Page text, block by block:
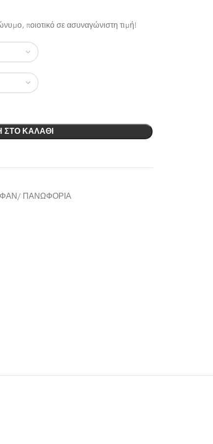
ποιοτικό σε ασυναγώνιστη τιμή!
ΚΑΛΆΘΙ
ΠΑΝΩΦΟΡΙΑ